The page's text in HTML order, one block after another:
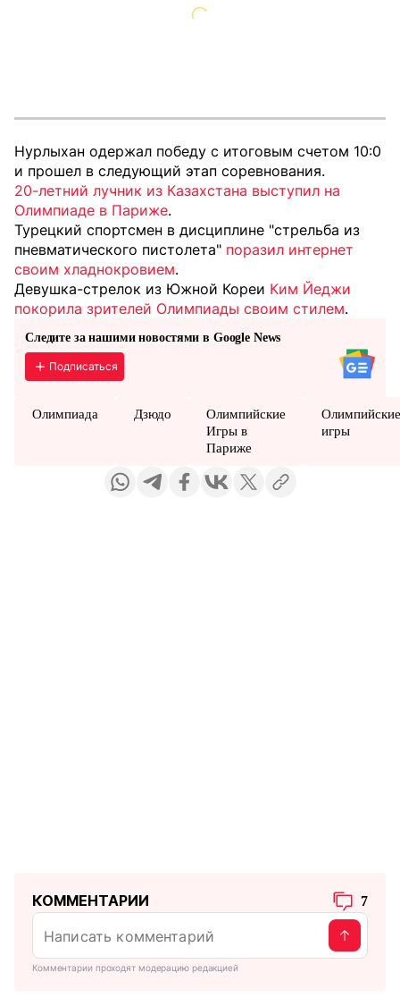
Нурлыхан одержал победу с итоговым счетом 10:0
и прошел в следующий этап соревнования.
20-летний лучник из Казахстана выступил на
Олимпиаде в Париже.
Турецкий спортсмен в дисциплине "стрельба из
пневматического пистолета" поразил интернет
своим хладнокровием.
Девушка-стрелок из Южной Кореи Ким Йеджи
покорила зрителей Олимпиады своим стилем.
Следите за нашими новостями в Google News
Подписаться
Олимпиада Дзюдо
Олимпийские
Игры в
Париже
игры
КОММЕНТАРИИ 7
Комментарии проходят модерацию редакцией